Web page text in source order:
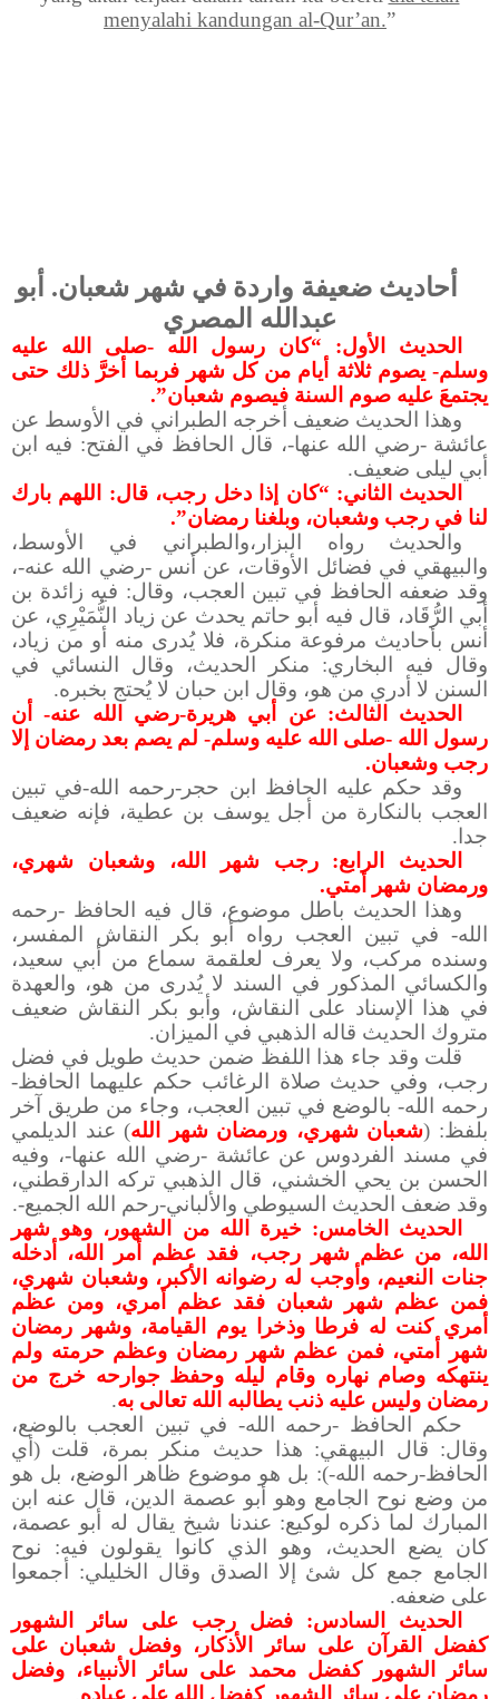
menyalahi kandungan al-Qur’an.”
أحاديث ضعيفة واردة في شهر شعبان. أبو
عبدالله المصري
الحديث الأول: “كان رسول الله -صلى الله عليه
وسلم- يصوم ثلاثة أيام من كل شهر فربما أخرَّ ذلك حتى
يجتمعَ عليه صوم السنة فيصوم شعبان”.
وهذا الحديث ضعيف أخرجه الطبراني في الأوسط عن
عائشة -رضي الله عنها-، قال الحافظ في الفتح: فيه ابن
أبي ليلى ضعيف.
الحديث الثاني: “كان إذا دخل رجب، قال: اللهم بارك
لنا في رجب وشعبان، وبلغنا رمضان”.
والحديث رواه البزار،والطبراني في الأوسط،
والبيهقي في فضائل الأوقات، عن أنس -رضي الله عنه-،
وقد ضعفه الحافظ في تبين العجب، وقال: فيه زائدة بن
أبي الرُّقَاد، قال فيه أبو حاتم يحدث عن زياد النُّمَيْرِي، عن
أنس بأحاديث مرفوعة منكرة، فلا يُدرى منه أو من زياد،
وقال فيه البخاري: منكر الحديث، وقال النسائي في
السنن لا أدري من هو، وقال ابن حبان لا يُحتج بخبره.
الحديث الثالث: عن أبي هريرة-رضي الله عنه- أن
رسول الله -صلى الله عليه وسلم- لم يصم بعد رمضان إلا
رجب وشعبان.
وقد حكم عليه الحافظ ابن حجر-رحمه الله-في تبين
العجب بالنكارة من أجل يوسف بن عطية، فإنه ضعيف
جدا.
الحديث الرابع: رجب شهر الله، وشعبان شهري،
ورمضان شهر أمتي.
وهذا الحديث باطل موضوع، قال فيه الحافظ -رحمه
الله- في تبين العجب رواه أبو بكر النقاش المفسر،
وسنده مركب، ولا يعرف لعلقمة سماع من أبي سعيد،
والكسائي المذكور في السند لا يُدرى من هو، والعهدة
في هذا الإسناد على النقاش، وأبو بكر النقاش ضعيف
متروك الحديث قاله الذهبي في الميزان.
قلت وقد جاء هذا اللفظ ضمن حديث طويل في فضل
رجب، وفي حديث صلاة الرغائب حكم عليهما الحافظ-
رحمه الله- بالوضع في تبين العجب، وجاء من طريق آخر
بلفظ: (شعبان شهري، ورمضان شهر الله) عند الديلمي
في مسند الفردوس عن عائشة -رضي الله عنها-، وفيه
الحسن بن يحي الخشني، قال الذهبي تركه الدارقطني،
وقد ضعف الحديث السيوطي والألباني-رحم الله الجميع-.
الحديث الخامس: خيرة الله من الشهور، وهو شهر
الله، من عظم شهر رجب، فقد عظم أمر الله، أدخله
جنات النعيم، وأوجب له رضوانه الأكبر، وشعبان شهري،
فمن عظم شهر شعبان فقد عظم أمري، ومن عظم
أمري كنت له فرطا وذخرا يوم القيامة، وشهر رمضان
شهر أمتي، فمن عظم شهر رمضان وعظم حرمته ولم
ينتهكه وصام نهاره وقام ليله وحفظ جوارحه خرج من
رمضان وليس عليه ذنب يطالبه الله تعالى به.
حكم الحافظ -رحمه الله- في تبين العجب بالوضع،
وقال: قال البيهقي: هذا حديث منكر بمرة، قلت (أي
الحافظ-رحمه الله-): بل هو موضوع ظاهر الوضع، بل هو
من وضع نوح الجامع وهو أبو عصمة الدين، قال عنه ابن
المبارك لما ذكره لوكيع: عندنا شيخ يقال له أبو عصمة،
كان يضع الحديث، وهو الذي كانوا يقولون فيه: نوح
الجامع جمع كل شئ إلا الصدق وقال الخليلي: أجمعوا
على ضعفه.
الحديث السادس: فضل رجب على سائر الشهور
كفضل القرآن على سائر الأذكار، وفضل شعبان على
سائر الشهور كفضل محمد على سائر الأنبياء، وفضل